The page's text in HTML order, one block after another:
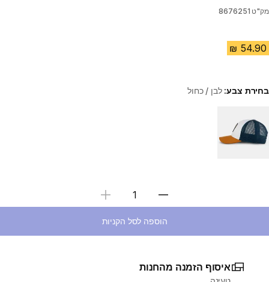
מק"ט 8676251
בחירת צבע:לבן / כחול
בחירת כמות
הוספה לסל הקניות
איסוף הזמנה מהחנות